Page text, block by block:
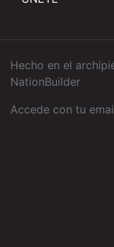
Hecho en el
NationBuilder
Accede con tu